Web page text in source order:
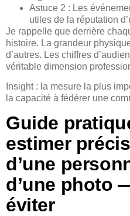
Astuce 2 : Les
utiles de la réputation
Je rappelle que derrière
histoire. La grandeur
d’autres. Les chiffres
véritable dimension
Insight : la mesure la plus
la capacité à fédérer une
Guide
estimer
d’une
d’une photo
éviter